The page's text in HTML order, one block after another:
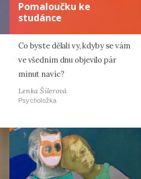
Pomaloučku ke
studánce
Co byste dělali vy, kdyby se vám
ve všedním dnu objevilo pár
minut navíc?
Lenka Šilerová
Psycholožka